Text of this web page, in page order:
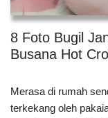
8 Foto Bugil
Busana Hot
Merasa di rumah
terkekang oleh